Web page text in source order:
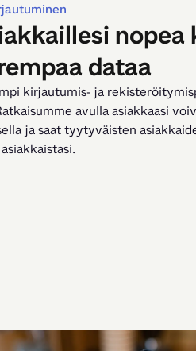
dataa
kirjautumis- ja
avulla asiakkaasi
ja saat tyytyväisten